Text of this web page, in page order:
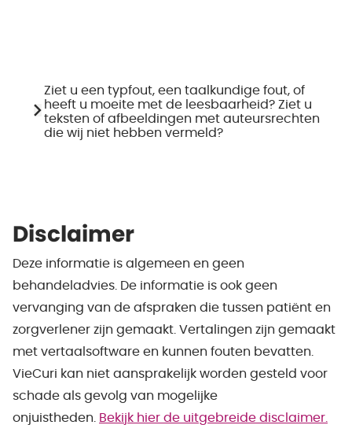
Ziet u een typfout, een taalkundige fout, of
heeft u moeite met de leesbaarheid? Ziet u
teksten of afbeeldingen met auteursrechten
die wij niet hebben vermeld?
Disclaimer
Deze informatie is algemeen en geen
behandeladvies. De informatie is ook geen
vervanging van de afspraken die tussen patiënt en
zorgverlener zijn gemaakt. Vertalingen zijn gemaakt
met vertaalsoftware en kunnen fouten bevatten.
VieCuri kan niet aansprakelijk worden gesteld voor
schade als gevolg van mogelijke
onjuistheden.
Bekijk hier de uitgebreide disclaimer.